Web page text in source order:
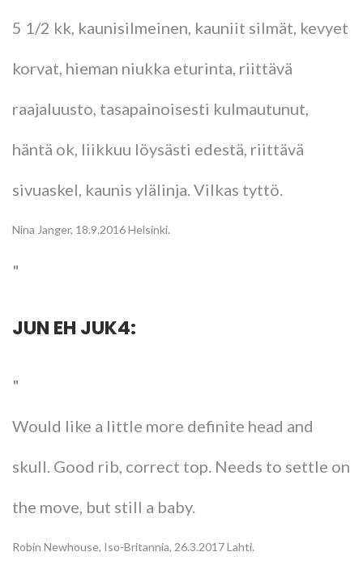
5 1/2 kk, kaunisilmeinen, kauniit silmät, kevyet
korvat, hieman niukka eturinta, riittävä
raajaluusto, tasapainoisesti kulmautunut,
häntä ok, liikkuu löysästi edestä, riittävä
sivuaskel, kaunis ylälinja. Vilkas tyttö.
Nina Janger, 18.9.2016 Helsinki.
JUN EH JUK4:
Would like a little more definite head and
skull. Good rib, correct top. Needs to settle on
the move, but still a baby.
Robin Newhouse, Iso-Britannia, 26.3.2017 Lahti.